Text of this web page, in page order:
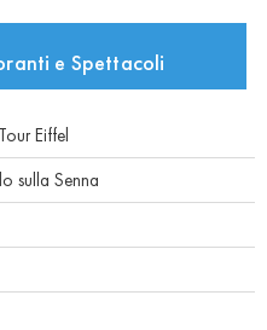
e Spettacoli
Eiffel
sulla Senna